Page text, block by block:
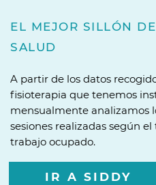
EL MEJOR SILLÓN
SALUD
A partir de los datos
fisioterapia que tenemos
mensualmente analizamos
sesiones realizadas según
trabajo ocupado.
IR A SIDDY